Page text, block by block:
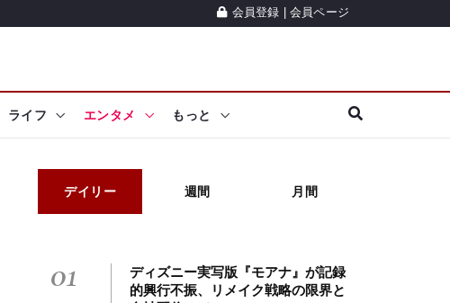
会員登録 会員ページ
ライフ エンタメ もっと
デイリー 週間 月間
01
ディズニー実写版『モアナ』が記録
的興行不振、リメイク戦略の限界と